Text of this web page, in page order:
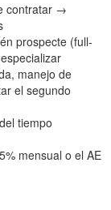
contratar →
prospecte (full-
manejo de
el segundo
tiempo
mensual o el AE